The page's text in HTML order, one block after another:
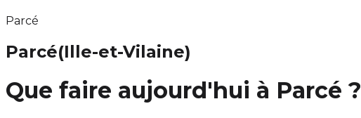
Parcé
Parcé(Ille-et-Vilaine)
Que faire aujourd'hui à Parcé ?